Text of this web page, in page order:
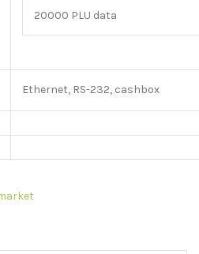
20000 PLU data
Ethernet, RS-232, cashbox